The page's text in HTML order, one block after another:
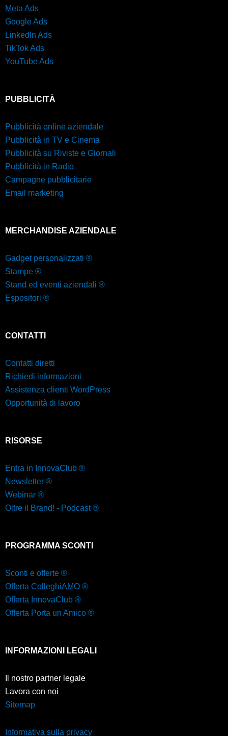
Meta Ads
Google Ads
LinkedIn Ads
TikTok Ads
YouTube Ads
PUBBLICITÀ
Pubblicità online aziendale
Pubblicità in TV e Cinema
Pubblicità su Riviste e Giornali
Pubblicità in Radio
Campagne pubblicitarie
Email marketing
MERCHANDISE AZIENDALE
Gadget personalizzati ®
Stampe ®
Stand ed eventi aziendali ®
Espositori ®
CONTATTI
Contatti diretti
Richiedi informazioni
Assistenza clienti WordPress
Opportunità di lavoro
RISORSE
Entra in InnovaClub ®
Newsletter ®
Webinar ®
Oltre il Brand! - Podcast ®
PROGRAMMA SCONTI
Sconti e offerte ®
Offerta ColleghiAMO ®
Offerta InnovaClub ®
Offerta Porta un Amico ®
INFORMAZIONI LEGALI
Il nostro partner legale
Lavora con noi
Sitemap
Informativa sulla privacy